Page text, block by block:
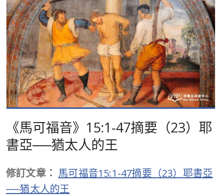
《馬可福音》15:1-47摘要（23）耶
書亞──猶太人的王
修訂文章： 馬可福音15:1-47摘要（23）耶書亞
──猶太人的王